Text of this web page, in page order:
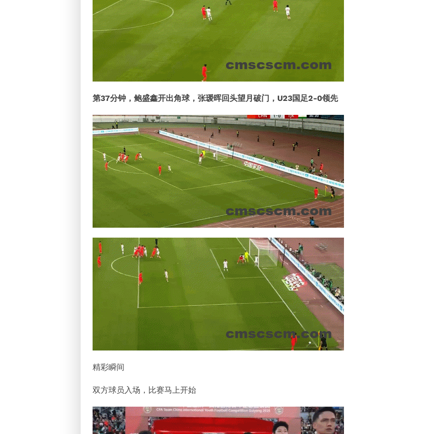
第37分钟，鲍盛鑫开出角球，张瑷晖回头望月破门，U23国足2-0领先
精彩瞬间
双方球员入场，比赛马上开始